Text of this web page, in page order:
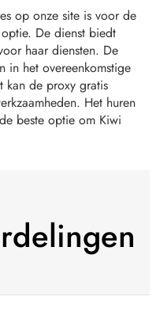
op onze site is voor de
De dienst biedt
haar diensten. De
in het overeenkomstige
kan de proxy gratis
Het huren
beste optie om Kiwi